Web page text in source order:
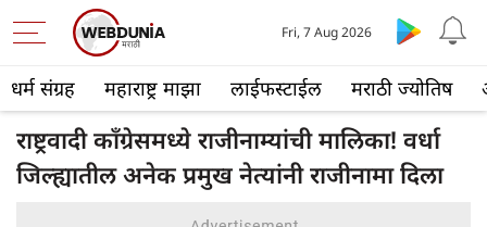
धर्म संग्रह महाराष्ट्र माझा लाईफस्टाईल मराठी ज्योतिष
Fri, 7 Aug 2026
राष्ट्रवादी काँग्रेसमध्ये राजीनाम्यांची मालिका! वर्धा
जिल्ह्यातील अनेक प्रमुख नेत्यांनी राजीनामा दिला